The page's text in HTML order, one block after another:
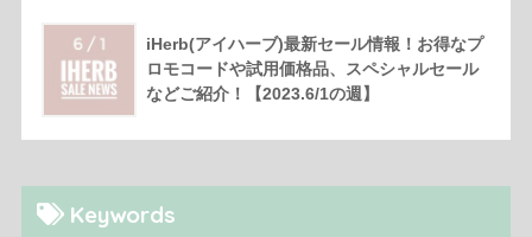
iHerb(アイハーブ)最新セール情報！お得なプ
ロモコードや試用価格品、スペシャルセール
などご紹介！【2023.6/1の週】
Keywords